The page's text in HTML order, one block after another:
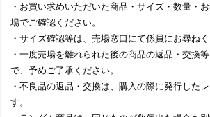
・お買い求めいただいた商品・サイズ・数量・
場でご確認ください。
・サイズ確認等は、売場窓口にて係員にお尋ねく
・一度売場を離れられた後の商品の返品・交換
で、予めご了承ください。
・不良品の返品・交換は、購入の際に発行した
す。